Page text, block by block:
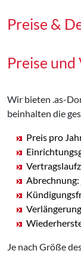
Preise &
Preise
Wir bieten .as-
beinhalten die
Preis pro
Abrechnung:
Je nach Größe